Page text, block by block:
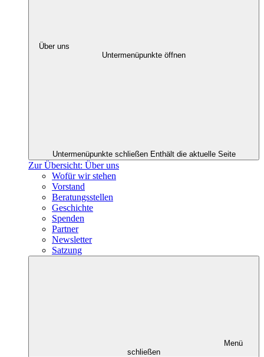
Über uns
Untermenüpunkte öffnen
Untermenüpunkte schließen Enthält die aktuelle Seite
Zur Übersicht: Über uns
Wofür wir stehen
Vorstand
Beratungsstellen
Geschichte
Spenden
Partner
Newsletter
Satzung
Menü
schließen